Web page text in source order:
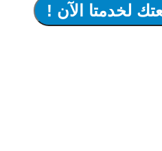
لخدمتا الآن !